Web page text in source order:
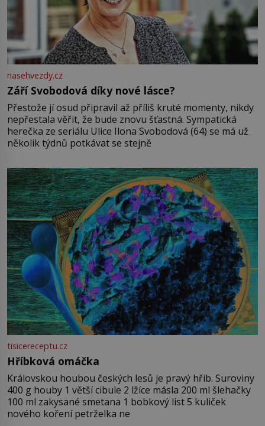
nasehvezdy.cz
Září Svobodová díky nové lásce?
Přestože jí osud připravil až příliš kruté momenty, nikdy
nepřestala věřit, že bude znovu šťastná. Sympatická
herečka ze seriálu Ulice Ilona Svobodová (64) se má už
několik týdnů potkávat se stejně
tisicereceptu.cz
Hříbková omáčka
Královskou houbou českých lesů je pravý hřib. Suroviny
400 g houby 1 větší cibule 2 lžíce másla 200 ml šlehačky
100 ml zakysané smetana 1 bobkový list 5 kuliček
nového koření petrželka ne